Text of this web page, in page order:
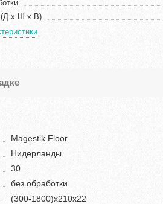
(Д х Ш х В)
Magestik Floor
Нидерланды
30
без обработки
(300-1800)х210х22